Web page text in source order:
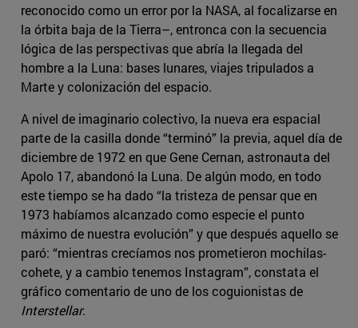
reconocido como un error por la NASA, al focalizarse en
la órbita baja de la Tierra–, entronca con la secuencia
lógica de las perspectivas que abría la llegada del
hombre a la Luna: bases lunares, viajes tripulados a
Marte y colonización del espacio.
A nivel de imaginario colectivo, la nueva era espacial
parte de la casilla donde “terminó” la previa, aquel día de
diciembre de 1972 en que Gene Cernan, astronauta del
Apolo 17, abandonó la Luna. De algún modo, en todo
este tiempo se ha dado “la tristeza de pensar que en
1973 habíamos alcanzado como especie el punto
máximo de nuestra evolución” y que después aquello se
paró: “mientras crecíamos nos prometieron mochilas-
cohete, y a cambio tenemos Instagram”, constata el
gráfico comentario de uno de los coguionistas de
Interstellar.